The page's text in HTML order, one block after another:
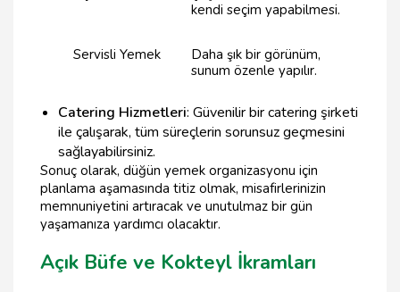
kendi seçim yapabilmesi.
Servisli Yemek
Daha şık bir görünüm,
sunum özenle yapılır.
Catering Hizmetleri: Güvenilir bir catering şirketi
ile çalışarak, tüm süreçlerin sorunsuz geçmesini
sağlayabilirsiniz.
Sonuç olarak, düğün yemek organizasyonu için
planlama aşamasında titiz olmak, misafirlerinizin
memnuniyetini artıracak ve unutulmaz bir gün
yaşamanıza yardımcı olacaktır.
Açık Büfe ve Kokteyl İkramları